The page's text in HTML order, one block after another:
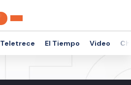
El Tiempo Video